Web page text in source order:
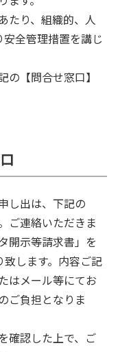
たり、組織的、人
全管理措置を講じ
【問合せ窓口】
し出は、下記の
ご連絡いただきま
開示等請求書」を
します。内容ご記
はメール等にてお
ご負担となりま
確認した上で、ご